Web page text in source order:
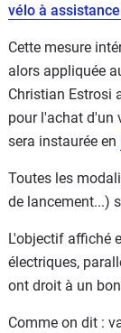
vélo à
Cette mesure
alors appliquée
Christian Estrosi
pour l'achat d'un
sera instaurée en
Toutes les
de lancement...)
L'objectif affiché
électriques,
ont droit à un
Comme on dit :